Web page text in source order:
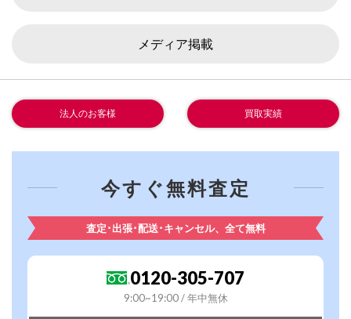
メディア掲載
法人のお客様 買取実績
今すぐ無料査定
査定･出張･配送･キャンセル、全て無料
0120-305-707
9:00~19:00 / 年中無休